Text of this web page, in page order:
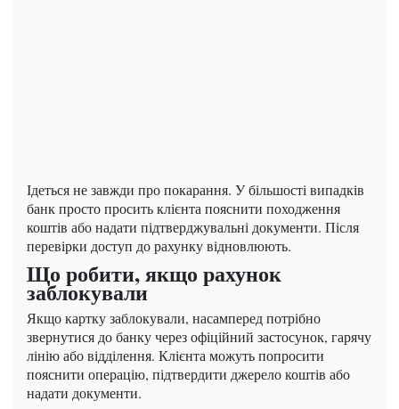
Ідеться не завжди про покарання. У більшості випадків
банк просто просить клієнта пояснити походження
коштів або надати підтверджувальні документи. Після
перевірки доступ до рахунку відновлюють.
Що робити, якщо рахунок
заблокували
Якщо картку заблокували, насамперед потрібно
звернутися до банку через офіційний застосунок, гарячу
лінію або відділення. Клієнта можуть попросити
пояснити операцію, підтвердити джерело коштів або
надати документи.